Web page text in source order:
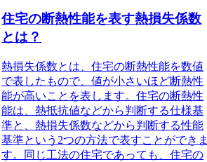
住宅の断熱性能を表す熱損失係数
とは？
熱損失係数とは、住宅の断熱性能を数値
で表したもので、値が小さいほど断熱性
能が高いことを表します。住宅の断熱性
能は、熱抵抗値などから判断する仕様基
準と、熱損失係数などから判断する性能
基準という2つの方法で表すことができま
す。同じ工法の住宅であっても、住宅の